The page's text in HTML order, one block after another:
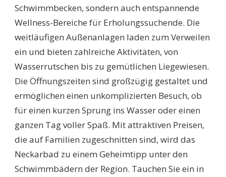
Schwimmbecken, sondern auch entspannende
Wellness-Bereiche für Erholungssuchende. Die
weitläufigen Außenanlagen laden zum Verweilen
ein und bieten zahlreiche Aktivitäten, von
Wasserrutschen bis zu gemütlichen Liegewiesen.
Die Öffnungszeiten sind großzügig gestaltet und
ermöglichen einen unkomplizierten Besuch, ob
für einen kurzen Sprung ins Wasser oder einen
ganzen Tag voller Spaß. Mit attraktiven Preisen,
die auf Familien zugeschnitten sind, wird das
Neckarbad zu einem Geheimtipp unter den
Schwimmbädern der Region. Tauchen Sie ein in